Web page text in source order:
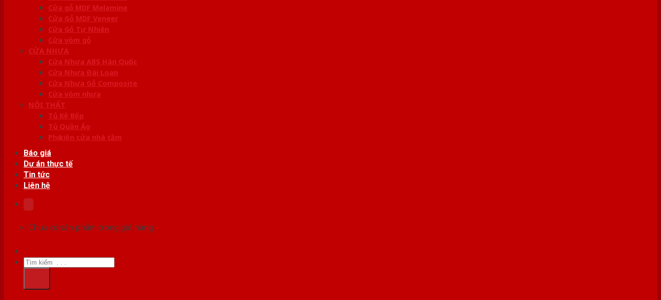
Cửa gỗ MDF Melamine
Cửa Gỗ MDF Veneer
Cửa Gỗ Tự Nhiên
Cửa vòm gỗ
CỬA NHỰA
Cửa Nhựa ABS Hàn Quốc
Cửa Nhựa Đài Loan
Cửa Nhựa Gỗ Composite
Cửa vòm nhựa
NỘI THẤT
Tủ Kệ Bếp
Tủ Quần Áo
Phụ kiện cửa nhà tắm
Báo giá
Dự án thực tế
Tin tức
Liên hệ
Chưa có sản phẩm trong giỏ hàng.
Tìm
kiếm: